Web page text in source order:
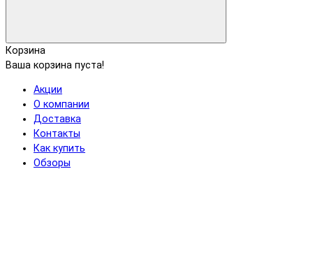
Корзина
Ваша корзина пуста!
Акции
О компании
Доставка
Контакты
Как купить
Обзоры